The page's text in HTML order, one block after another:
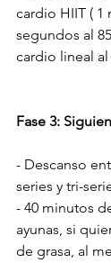
cardio HIIT ( 1
segundos al
cardio lineal
Fase 3:
- Descanso
series y tri-
- 40 minutos
ayunas, si
de grasa, al